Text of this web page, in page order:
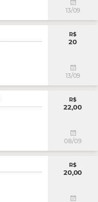
13/09
R$
20
13/09
R$
22,00
08/09
R$
20,00